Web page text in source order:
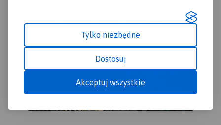
Tylko niezbędne
Dostosuj
Akceptuj wszystkie